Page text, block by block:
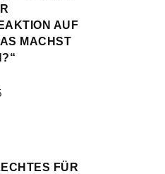
AUF
MACHST
FÜR